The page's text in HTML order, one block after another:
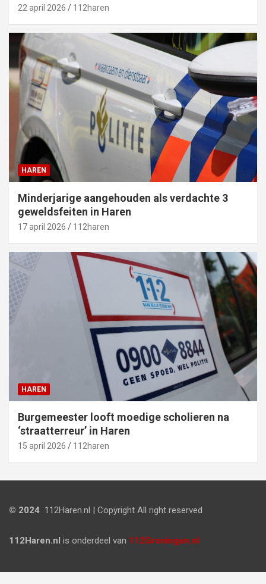
22 april 2026 112haren
HAREN
Minderjarige aangehouden als verdachte 3
geweldsfeiten in Haren
17 april 2026 112haren
HAREN
Burgemeester looft moedige scholieren na
‘straatterreur’ in Haren
15 april 2026 112haren
© 2024 112Haren.nl | Copyright All right reserved
112Haren.nl is onderdeel van 112Groningen.nl